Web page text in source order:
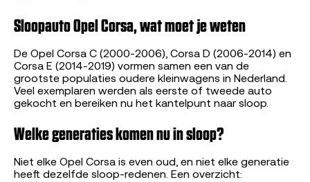
Sloopauto Opel Corsa, wat moet je weten
De Opel Corsa C (2000-2006), Corsa D (2006-2014) en
Corsa E (2014-2019) vormen samen een van de
grootste populaties oudere kleinwagens in Nederland.
Veel exemplaren werden als eerste of tweede auto
gekocht en bereiken nu het kantelpunt naar sloop.
Welke generaties komen nu in sloop?
Niet elke Opel Corsa is even oud, en niet elke generatie
heeft dezelfde sloop-redenen. Een overzicht: